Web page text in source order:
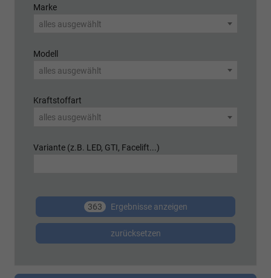
Marke
alles ausgewählt
Modell
alles ausgewählt
Kraftstoffart
alles ausgewählt
Variante (z.B. LED, GTI, Facelift...)
363 Ergebnisse anzeigen
zurücksetzen